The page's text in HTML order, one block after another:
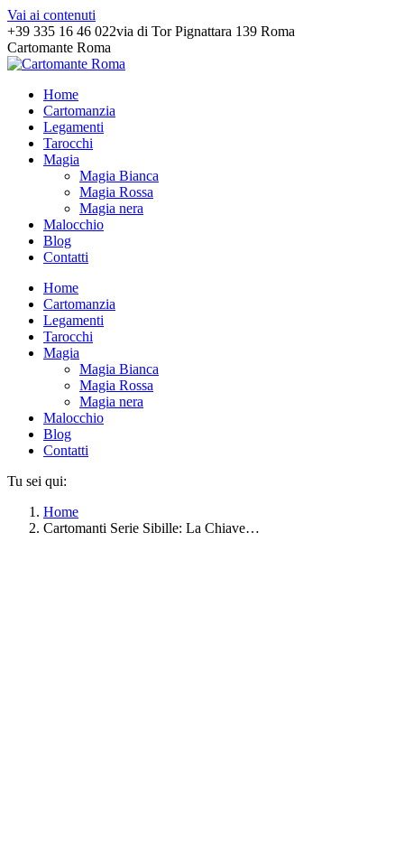
Vai ai contenuti
+39 335 16 46 022via di Tor Pignattara 139 Roma
Cartomante Roma
Home
Cartomanzia
Legamenti
Tarocchi
Magia
Magia Bianca
Magia Rossa
Magia nera
Malocchio
Blog
Contatti
Home
Cartomanzia
Legamenti
Tarocchi
Magia
Magia Bianca
Magia Rossa
Magia nera
Malocchio
Blog
Contatti
Tu sei qui:
Home
Cartomanti Serie Sibille: La Chiave…